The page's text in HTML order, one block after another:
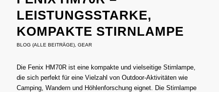
LEISTUNGSSTARKE,
KOMPAKTE STIRNLAMPE
BLOG (ALLE BEITRÄGE), GEAR
Die Fenix ​​HM70R ist eine kompakte und vielseitige Stirnlampe,
die sich perfekt für eine Vielzahl von Outdoor-Aktivitäten wie
Camping, Wandern und Höhlenforschung eignet. Die Stirnlampe